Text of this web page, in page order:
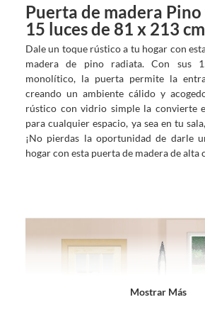
Puerta de madera Pino
15 luces de 81 x 213
Dale un toque rústico a tu hogar con
madera de pino radiata. Con sus
monolítico, la puerta permite la
creando un ambiente cálido y
rústico con vidrio simple la convierte
para cualquier espacio, ya sea en tu
¡No pierdas la oportunidad de darle
hogar con esta puerta de madera de alta
Mostrar Más